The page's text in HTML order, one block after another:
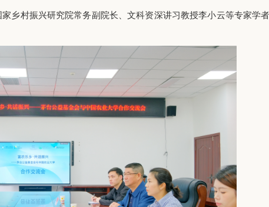
乡村振兴研究院常务副院长、文科资深讲习教授李小云等专家学